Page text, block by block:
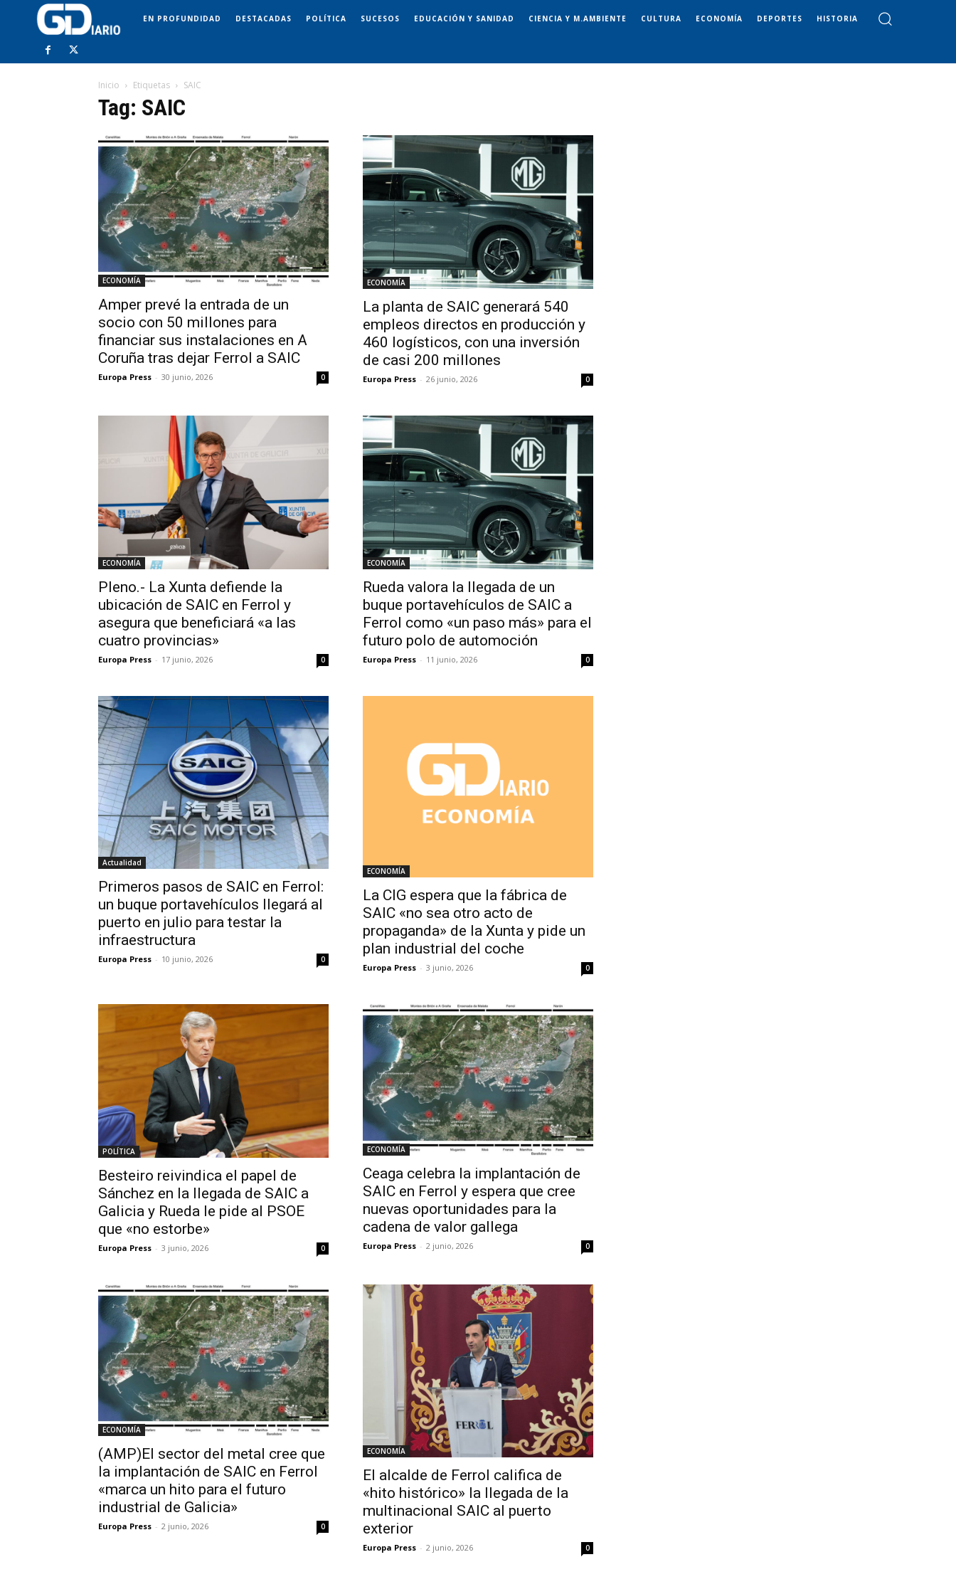
EN PROFUNDIDAD DESTACADAS POLÍTICA SUCESOS EDUCACIÓN Y SANIDAD CIENCIA Y M.AMBIENTE CULTURA ECONOMÍA DEPORTES HISTORIA
Inicio Etiquetas SAIC
Tag: SAIC
ECONOMÍA
Amper prevé la entrada de un
socio con 50 millones para
financiar sus instalaciones en A
Coruña tras dejar Ferrol a SAIC
Europa Press - 30 junio, 2026 0
ECONOMÍA
La planta de SAIC generará 540
empleos directos en producción y
460 logísticos, con una inversión
de casi 200 millones
Europa Press - 26 junio, 2026 0
ECONOMÍA
Pleno.- La Xunta defiende la
ubicación de SAIC en Ferrol y
asegura que beneficiará «a las
cuatro provincias»
Europa Press - 17 junio, 2026 0
ECONOMÍA
Rueda valora la llegada de un
buque portavehículos de SAIC a
Ferrol como «un paso más» para el
futuro polo de automoción
Europa Press - 11 junio, 2026 0
Actualidad
Primeros pasos de SAIC en Ferrol:
un buque portavehículos llegará al
puerto en julio para testar la
infraestructura
Europa Press - 10 junio, 2026 0
ECONOMÍA
La CIG espera que la fábrica de
SAIC «no sea otro acto de
propaganda» de la Xunta y pide un
plan industrial del coche
Europa Press - 3 junio, 2026 0
POLÍTICA
Besteiro reivindica el papel de
Sánchez en la llegada de SAIC a
Galicia y Rueda le pide al PSOE
que «no estorbe»
Europa Press - 3 junio, 2026 0
ECONOMÍA
Ceaga celebra la implantación de
SAIC en Ferrol y espera que cree
nuevas oportunidades para la
cadena de valor gallega
Europa Press - 2 junio, 2026 0
ECONOMÍA
(AMP)El sector del metal cree que
la implantación de SAIC en Ferrol
«marca un hito para el futuro
industrial de Galicia»
Europa Press - 2 junio, 2026 0
ECONOMÍA
El alcalde de Ferrol califica de
«hito histórico» la llegada de la
multinacional SAIC al puerto
exterior
Europa Press - 2 junio, 2026 0